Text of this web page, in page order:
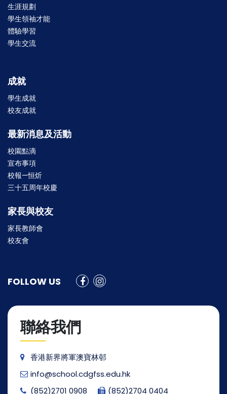
生涯規劃
學生領袖才能
體驗學習
學生交流
成就
學生成就
校友成就
最新消息及活動
校園點滴
宣布事項
校報—恒炘
三十五周年校慶
家長與校友
家長教師會
校友會
FOLLOW US
聯絡我們
香港新界將軍澳寶林邨
info@school.cdgfss.edu.hk
(852)2701 0908
(852)2704 0404